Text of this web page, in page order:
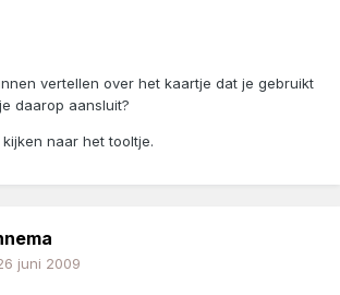
vertellen over het kaartje dat je gebruikt
daarop aansluit?
naar het tooltje.
juni 2009